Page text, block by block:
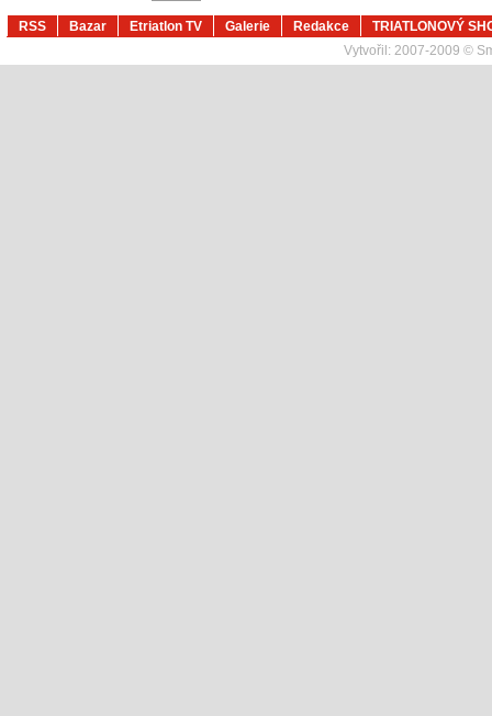
RSS Bazar Etriatlon TV Galerie Redakce
TRIATLONOVÝ
Vytvořil: 2007-2009 ©